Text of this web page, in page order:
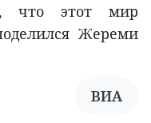
что этот мир
Жереми
ВИА